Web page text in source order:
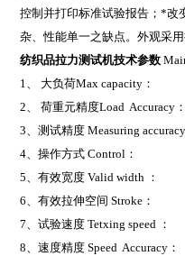
控制并打印标准试验报告；*改
杂、性能单一之缺点。外观采
纺织品拉力测试机技术参数
1、 大负荷Max capacity
2、 荷重元精度Load
3、测试精度 Measuring
4、操作方式 Control
5、有效宽度 Valid
6、有效拉伸空间 Stroke
7、试验速度 Tetxing
8、速度精度 Speed